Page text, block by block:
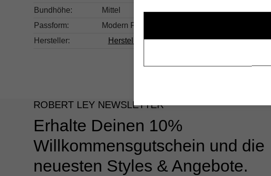
Bundhöhe:
Mittel
Passform:
Modern Fit
Hersteller:
Herstellerinformationen
ROBERT LEY NEWSLETTER
Erhalte Deinen 10%
Willkommensgutschein und die
neuesten Styles & Angebote.